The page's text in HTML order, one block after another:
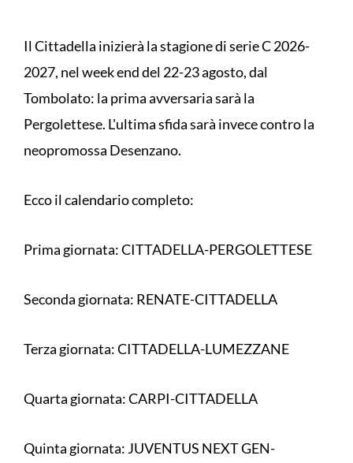
Il Cittadella inizierà la stagione di serie C 2026-
2027, nel week end del 22-23 agosto, dal
Tombolato: la prima avversaria sarà la
Pergolettese. L'ultima sfida sarà invece contro la
neopromossa Desenzano.
Ecco il calendario completo:
Prima giornata: CITTADELLA-PERGOLETTESE
Seconda giornata: RENATE-CITTADELLA
Terza giornata: CITTADELLA-LUMEZZANE
Quarta giornata: CARPI-CITTADELLA
Quinta giornata: JUVENTUS NEXT GEN-